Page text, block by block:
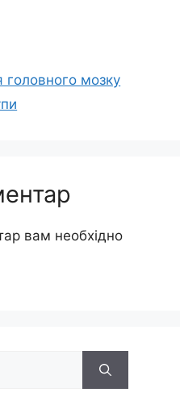
мозку
вам необхідно